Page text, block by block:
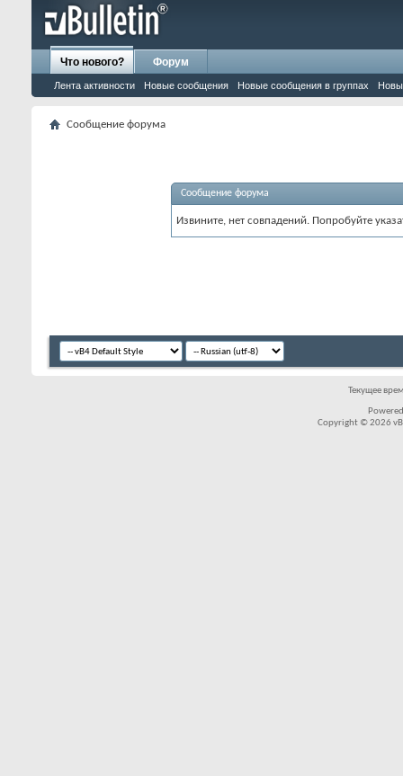
Что нового?
Лента активности Новые сообщения Новые сообщения в группах
Форум
Сообщение форума
Сообщение форума
Извините, нет совпадений. Попробуйте
Текущее
Copyright © 2026